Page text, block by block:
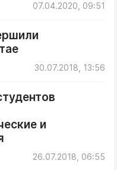
07.04.2020, 09:51
30.07.2018, 13:56
и
26.07.2018, 06:55